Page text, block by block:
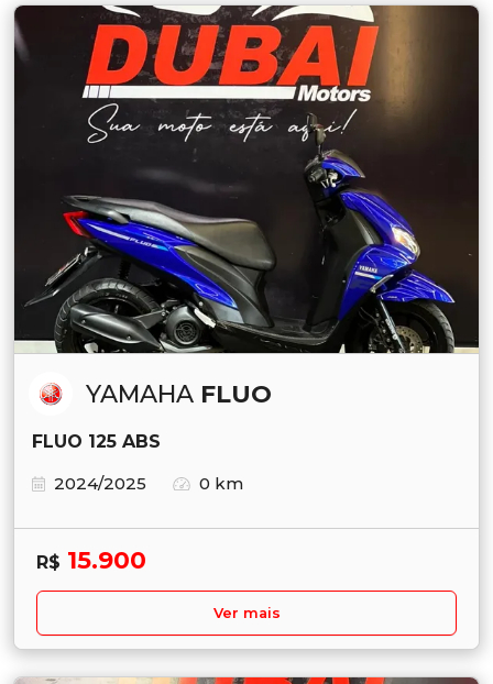
YAMAHA FLUO
FLUO 125 ABS
2024/2025
0 km
R$ 15.900
Ver mais